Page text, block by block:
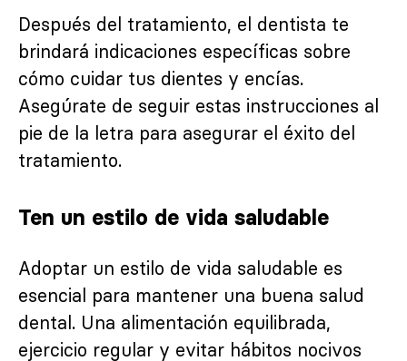
Después del tratamiento, el dentista te
brindará indicaciones específicas sobre
cómo cuidar tus dientes y encías.
Asegúrate de seguir estas instrucciones al
pie de la letra para asegurar el éxito del
tratamiento.
Ten un estilo de vida saludable
Adoptar un estilo de vida saludable es
esencial para mantener una buena salud
dental. Una alimentación equilibrada,
ejercicio regular y evitar hábitos nocivos